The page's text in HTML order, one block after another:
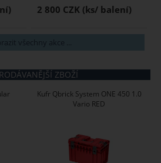
2 800 CZK
všechny akce ...
ZBOŽÍ
Kufr Qbrick System ONE 450 1.0
Vario RED